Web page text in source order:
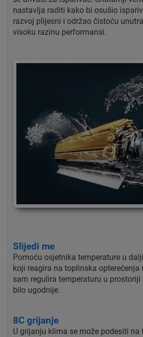
nastavlja raditi kako bi osušio
razvoj plijesni i održao čistoću
visoku razinu performansi.
Slijedi me
Pomoću osjetnika temperature u
koji reagira na toplinska opterećenja
sam regulira temperaturu u
bilo ugodnije.
8C grijanje
U grijanju klima se može podesiti na